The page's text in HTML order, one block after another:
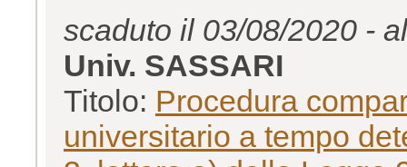
scaduto il 03/08/2020 -
Univ. SASSARI
Titolo: Procedura
universitario a tempo